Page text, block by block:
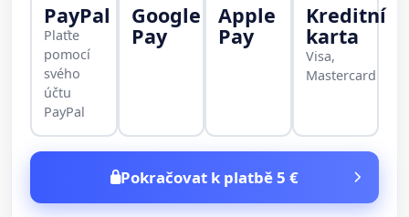
PayPal
Plaťte
pomocí
svého
účtu
PayPal
Google
Pay
Apple
Pay
Kreditní
karta
Visa,
Mastercard
Pokračovat k platbě 5 €